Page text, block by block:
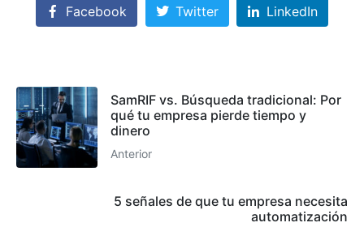
Facebook Twitter LinkedIn
SamRIF vs. Búsqueda tradicional: Por
qué tu empresa pierde tiempo y
dinero
Anterior
5 señales de que tu empresa necesita
automatización